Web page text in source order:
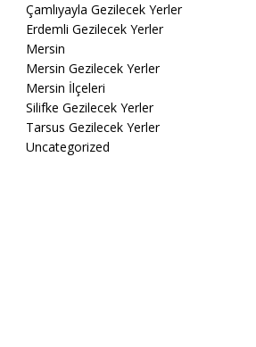
Çamlıyayla Gezilecek Yerler
Erdemli Gezilecek Yerler
Mersin
Mersin Gezilecek Yerler
Mersin İlçeleri
Silifke Gezilecek Yerler
Tarsus Gezilecek Yerler
Uncategorized